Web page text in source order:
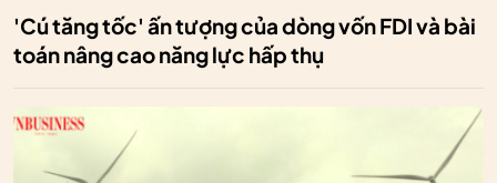
'Cú tăng tốc' ấn tượng của dòng vốn FDI và bài
toán nâng cao năng lực hấp thụ